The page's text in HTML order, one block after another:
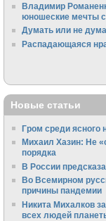
Владимир
юношеские мечты
Думать или не
Распадающаяся
Новые статьи
Гром среди ясного
Михаил Хазин: Не
порядка
В России
Во Всемирном
причины пандемии
Никита Михалков
всех людей